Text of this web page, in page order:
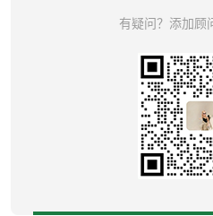
有疑问？添加顾